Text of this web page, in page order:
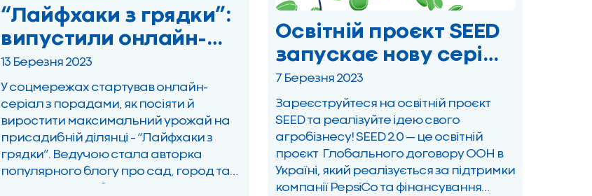
“Лайфхаки з грядки”:
випустили онлайн-
серіал про
вирощування овочів
на своєму городі
13 Березня 2023
У соцмережах стартував онлайн-
серіал з порадами, як посіяти й
виростити максимальний урожай на
присадибній ділянці – “Лайфхаки з
грядки”. Ведучою стала авторка
популярного блогу про сад, город та
квіти Юлія Спасібова. Вона має 12-
Освітній проєкт SEED
запускає нову серію
грантів для
агропідприємців
7 Березня 2023
Зареєструйтеся на освітній проєкт
SEED та реалізуйте ідею свого
агробізнесу! SEED 2.0 — це освітній
проєкт Глобального договору ООН в
Україні, який реалізується за підтримки
компанії PepsiCo та фінансування